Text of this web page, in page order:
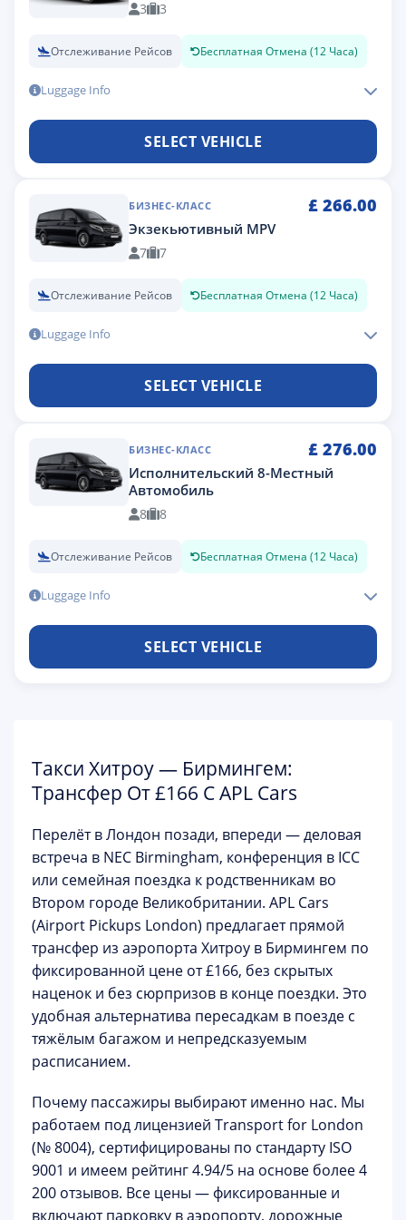
3 3
Отслеживание Рейсов Бесплатная Отмена (12 Часа)
Luggage Info
SELECT VEHICLE
БИЗНЕС-КЛАСС £ 266.00
Экзекьютивный MPV
7 7
Отслеживание Рейсов Бесплатная Отмена (12 Часа)
Luggage Info
SELECT VEHICLE
БИЗНЕС-КЛАСС £ 276.00
Исполнительский 8-Местный
Автомобиль
8 8
Отслеживание Рейсов Бесплатная Отмена (12 Часа)
Luggage Info
SELECT VEHICLE
Такси Хитроу — Бирмингем:
Трансфер От £166 С APL Cars
Перелёт в Лондон позади, впереди — деловая
встреча в NEC Birmingham, конференция в ICC
или семейная поездка к родственникам во
Втором городе Великобритании. APL Cars
(Airport Pickups London) предлагает прямой
трансфер из аэропорта Хитроу в Бирмингем по
фиксированной цене от £166, без скрытых
наценок и без сюрпризов в конце поездки. Это
удобная альтернатива пересадкам в поезде с
тяжёлым багажом и непредсказуемым
расписанием.
Почему пассажиры выбирают именно нас. Мы
работаем под лицензией Transport for London
(№ 8004), сертифицированы по стандарту ISO
9001 и имеем рейтинг4.94/5 на основе более 4
200 отзывов. Все цены — фиксированные и
включают парковку в аэропорту, дорожные